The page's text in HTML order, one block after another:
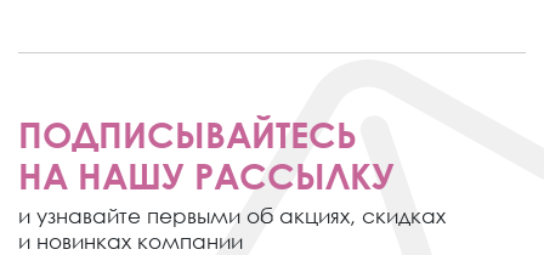
ПОДПИСЫВАЙТЕСЬ
НА НАШУ РАССЫЛКУ
и узнавайте первыми об акциях, скидках
и новинках компании